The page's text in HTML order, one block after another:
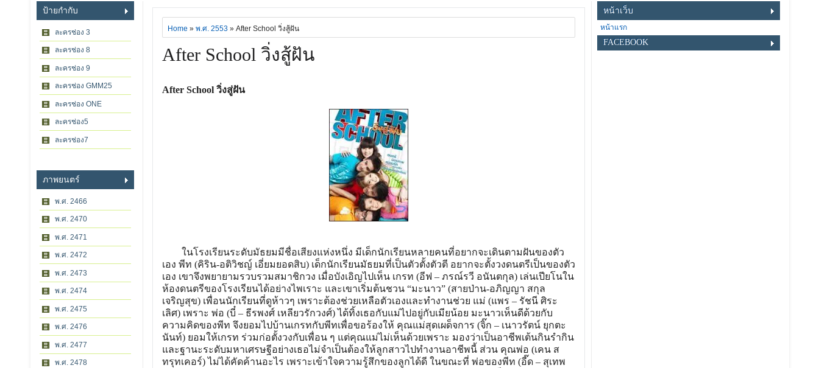
ป้ายกำกับ
ละครช่อง 3
ละครช่อง 8
ละครช่อง 9
ละครช่อง GMM25
ละครช่อง ONE
ละครช่อง5
ละครช่อง7
ภาพยนตร์
พ.ศ. 2466
พ.ศ. 2470
พ.ศ. 2471
พ.ศ. 2472
พ.ศ. 2473
พ.ศ. 2474
พ.ศ. 2475
พ.ศ. 2476
พ.ศ. 2477
พ.ศ. 2478
Home » พ.ศ. 2553» After School วิ่งสู้ฝัน
After School วิ่งสู้ฝัน
After School วิ่งสู่ฝัน
ในโรงเรียนระดับมัธยมมีชื่อเสียงแห่งหนึ่ง มีเด็กนักเรียนหลายคนที่อยากจะเดินตามฝันของตัว
เอง พีท (คิริน-อติวิชญ์ เอี่ยมยอดสิบ) เด็กนักเรียนมัธยมที่เป็นตัวตั้งตัวตี อยากจะตั้งวงดนตรีเป็นของตัว
เอง เขาจึงพยายามรวบรวมสมาชิกวง เมื่อบังเอิญไปเห็น เกรท (อีฟ – ภรณ์รวี อนันตกุล) เล่นเปียโนใน
ห้องดนตรีของโรงเรียนได้อย่างไพเราะ และเขาเริ่มต้นชวน “มะนาว” (สายป่าน-อภิญญา สกุล
เจริญสุข) เพื่อนนักเรียนที่ดูห้าวๆ เพราะต้องช่วยเหลือตัวเองและทำงานช่วย แม่ (แพร – รัชนี ศิระ
เลิศ) เพราะ พ่อ (บี๋ – ธีรพงศ์ เหลียวรักวงศ์) ได้ทิ้งเธอกับแม่ไปอยู่กับเมียน้อย มะนาวเห็นดีด้วยกับ
ความคิดของพีท จึงยอมไปบ้านเกรทกับพีทเพื่อขอร้องให้ คุณแม่สุดเผด็จการ (จิ๊ก – เนาวรัตน์ ยุกตะ
นันท์) ยอมให้เกรท ร่วมก่อตั้งวงกับเพื่อน ๆ แต่คุณแม่ไม่เห็นด้วยเพราะ มองว่าเป็นอาชีพเต้นกินรำกิน
และฐานะระดับมหาเศรษฐีอย่างเธอไม่จำเป็นต้องให้ลูกสาวไปทำงานอาชีพนี้ ส่วน คุณพ่อ (เคน ส
ทรุทเคอร์) ไม่ได้คัดค้านอะไร เพราะเข้าใจความรู้สึกของลูกได้ดี ในขณะที่ พ่อของพีท (อี๊ด – สุเทพ
หน้าเว็บ
หน้าแรก
FACEBOOK